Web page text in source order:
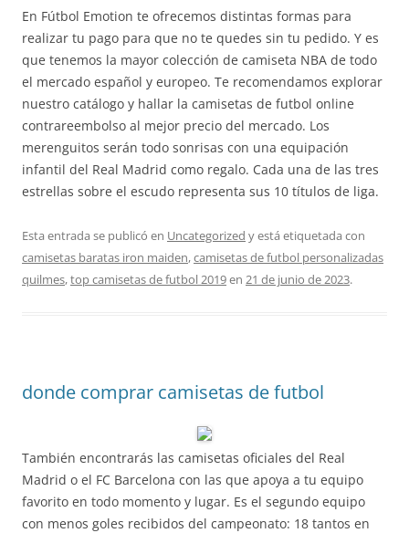
En Fútbol Emotion te ofrecemos distintas formas para
realizar tu pago para que no te quedes sin tu pedido. Y es
que tenemos la mayor colección de camiseta NBA de todo
el mercado español y europeo. Te recomendamos explorar
nuestro catálogo y hallar la camisetas de futbol online
contrareembolso al mejor precio del mercado. Los
merenguitos serán todo sonrisas con una equipación
infantil del Real Madrid como regalo. Cada una de las tres
estrellas sobre el escudo representa sus 10 títulos de liga.
Esta entrada se publicó en Uncategorized y está etiquetada con
camisetas baratas iron maiden,camisetas de futbol personalizadas
quilmes,top camisetas de futbol 2019en 21 de junio de 2023.
donde comprar camisetas de futbol
También encontrarás las camisetas oficiales del Real
Madrid o el FC Barcelona con las que apoya a tu equipo
favorito en todo momento y lugar. Es el segundo equipo
con menos goles recibidos del campeonato: 18 tantos en